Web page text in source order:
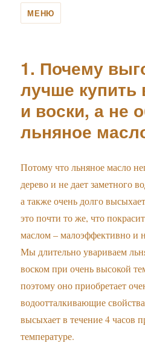
МЕНЮ
Блог1. Почему
лучше
и воски, а не
льняное
Потому что льняное масло
дерево и не дает заметного
а также очень долго
это почти то же, что
маслом – малоэффективно и
Мы длительно увариваем
воском при очень высокой
поэтому оно приобретает
водоотталкивающие
высыхает в течение 4 часов
температуре.